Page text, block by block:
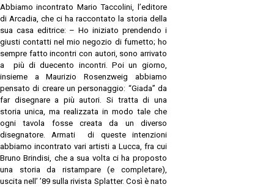
Abbiamo incontrato Mario Taccolini, l’editore
di Arcadia, che ci ha raccontato la storia della
sua casa editrice: – Ho iniziato prendendo i
giusti contatti nel mio negozio di fumetto; ho
sempre fatto incontri con autori, sono arrivato
a più di duecento incontri. Poi un giorno,
insieme a Maurizio Rosenzweig abbiamo
pensato di creare un personaggio: “Giada” da
far disegnare a più autori. Si tratta di una
storia unica, ma realizzata in modo tale che
ogni tavola fosse creata da un diverso
disegnatore. Armati di queste intenzioni
abbiamo incontrato vari artisti a Lucca, fra cui
Bruno Brindisi, che a sua volta ci ha proposto
una storia da ristampare (e completare),
uscita nell’ ’89 sulla rivista Splatter. Così è nato